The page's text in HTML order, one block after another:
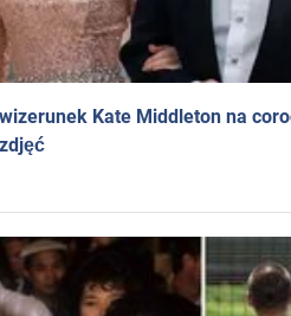
Kate Middleton na